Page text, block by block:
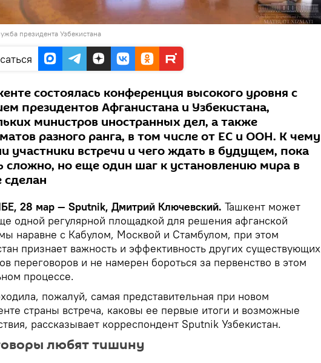
президента Узбекистана
состоялась конференция высокого уровня с
президентов Афганистана и Узбекистана,
министров иностранных дел, а также
разного ранга, в том числе от ЕС и ООН. К чему
участники встречи и чего ждать в будущем, пока
сложно, но еще один шаг к установлению мира в
сделан
28 мар — Sputnik, Дмитрий Ключевский. Ташкент может
одной регулярной площадкой для решения афганской
наравне с Кабулом, Москвой и Стамбулом, при этом
признает важность и эффективность других существующих
переговоров и не намерен бороться за первенство в этом
процессе.
пожалуй, самая представительная при новом
страны встреча, каковы ее первые итоги и возможные
рассказывает корреспондент Sputnik Узбекистан.
любят тишину